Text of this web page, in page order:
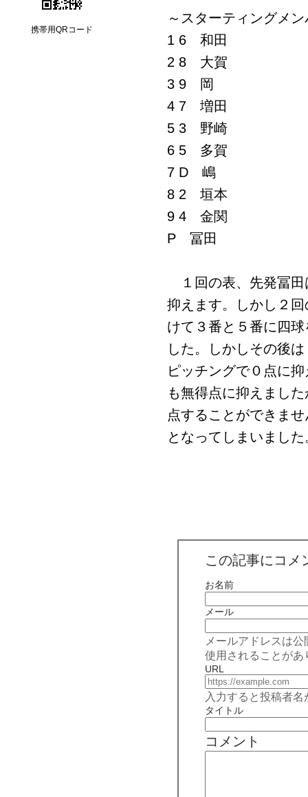
～スターティングメ
1 6 和田
2 8 大賀
3 9 岡
4 7 増田
5 3 野崎
6 5 多賀
7 D 嶋
8 2 垣本
9 4 金関
P 冨田
１回の表、先発冨田
抑えます。しかし２
けて３番と５番に四
した。しかしその後
ピッチングで０点に
も無得点に抑えまし
点することができま
となってしまいました
この記事にコメ
お名前
メール
メールアドレスは
使用されることがあ
URL
入力すると投稿者
タイトル
コメント
携帯用QRコード